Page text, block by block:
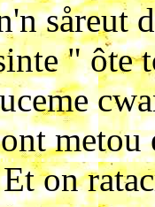
såreut
" ôte
on